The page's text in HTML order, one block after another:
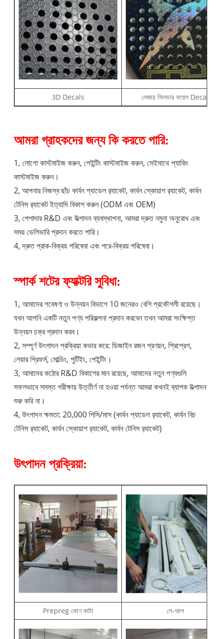
3D Decals লেজার সিলভার ফয়েল Decal
আমরা গ্রাহকদের জন্য কি করতে পারি:
1, লোগো কাস্টমাইজ করুন, পেইন্টিং কাস্টমাইজ করুন, সেইসাথে প্যাকিং
কাস্টমাইজ করুন।
2, আপনার নিজস্ব ছাঁচ কার্বন প্যাডেল র‌্যাকেট, কার্বন স্কোয়াশ র‌্যাকেট, কার্বন
টেনিস র‌্যাকেট ইত্যাদি বিকাশ করুন (ODM এবং OEM)
3, পেশাদার R&D এবং উত্পাদন ব্যবস্থাপনা, আমরা দ্রুত নমুনা অনুরোধ এবং
সময় ডেলিভারি প্রদান করতে পারি।
4, দ্রুত প্রাক-বিক্রয় পরিষেবা এবং পরে-বিক্রয় পরিষেবা।
স্পার্ক শটের ফ্যাক্টরি সুবিধা:
1, আমাদের গবেষণা ও উন্নয়ন বিভাগে 10 জনেরও বেশি প্রকৌশলী রয়েছে।
যখন আপনি একটি নতুন পণ্য পরিকল্পনা প্রদান করবেন তখন আমরা সংক্ষিপ্ত
উন্নয়ন চক্র প্রদান করব।
2, সম্পূর্ণ উৎপাদন প্রক্রিয়া কভার করে: ডিজাইন রজন প্রণয়ন, প্রিপ্রেগ,
লেয়ার প্রিফর্ম, মোল্ডিং, পুটিইং, পেইন্টিং।
3, আমাদের কঠোর R&D বিকাশের মান রয়েছে, আমাদের নতুন পণ্যগুলি
সফলভাবে সমস্ত পরীক্ষায় উত্তীর্ণ না হওয়া পর্যন্ত আমরা কখনই ব্যাপক উত্পাদন
শুরু করি না।
4, উৎপাদন ক্ষমতা: 20,000 পিসি/মাস (কার্বন প্যাডেল র‌্যাকেট, কার্বন বিচ
টেনিস র‌্যাকেট, কার্বন স্কোয়াশ র‌্যাকেট, কার্বন টেনিস র‌্যাকেট)
উৎপাদন প্রক্রিয়া:
Prepreg কোণ কাটা লে-আপ